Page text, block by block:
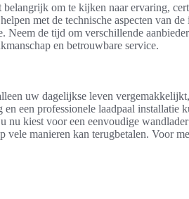
om te kijken naar ervaring,
met de technische aspecten van de
Neem de tijd om verschillende
en betrouwbare service.
uw dagelijkse leven
een professionele laadpaal installatie
nu kiest voor een eenvoudige
vele manieren kan terugbetalen. Voor